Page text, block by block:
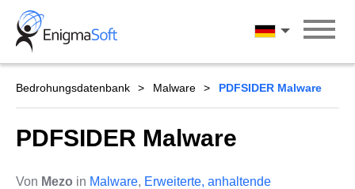
Skip
content
Deutsch
Bedrohungsdatenbank Malware PDFSIDER Malware
PDFSIDER Malware
Von Mezo in Malware, Erweiterte, anhaltende